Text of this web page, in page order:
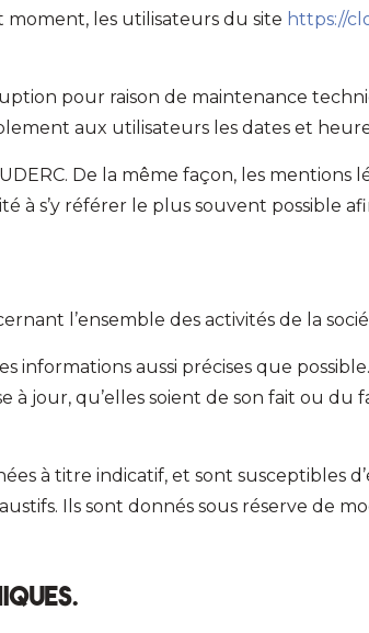
moment, les utilisateurs du site https://
pour raison de maintenance
aux utilisateurs les dates et
De la même façon, les mentions
à s’y référer le plus souvent possible
l’ensemble des activités de la
informations aussi précises que
à jour, qu’elles soient de son fait ou du
à titre indicatif, et sont susceptibles
Ils sont donnés sous réserve de